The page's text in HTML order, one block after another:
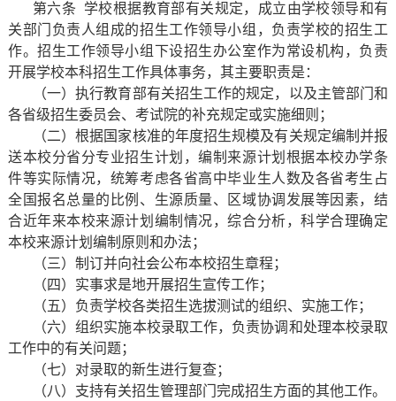
第六条
学校根据教育部有关规定，成立由学校领导和有
关部门负责人组成的招生工作领导小组，负责学校的招生工
作。招生工作领导小组下设招生办公室作为常设机构，负责
开展学校本科招生工作具体事务，其主要职责是：
（一）执行教育部有关招生工作的规定，以及主管部门和
各省级招生委员会、考试院的补充规定或实施细则；
（二）根据国家核准的年度招生规模及有关规定编制并报
送本校分省分专业招生计划，编制来源计划根据本校办学条
件等实际情况，统筹考虑各省高中毕业生人数及各省考生占
全国报名总量的比例、生源质量、区域协调发展等因素，结
合近年来本校来源计划编制情况，综合分析，科学合理确定
本校来源计划编制原则和办法；
（三）制订并向社会公布本校招生章程；
（四）实事求是地开展招生宣传工作；
（五）负责学校各类招生选拔测试的组织、实施工作；
（六）组织实施本校录取工作，负责协调和处理本校录取
工作中的有关问题；
（七）对录取的新生进行复查；
（八）支持有关招生管理部门完成招生方面的其他工作。